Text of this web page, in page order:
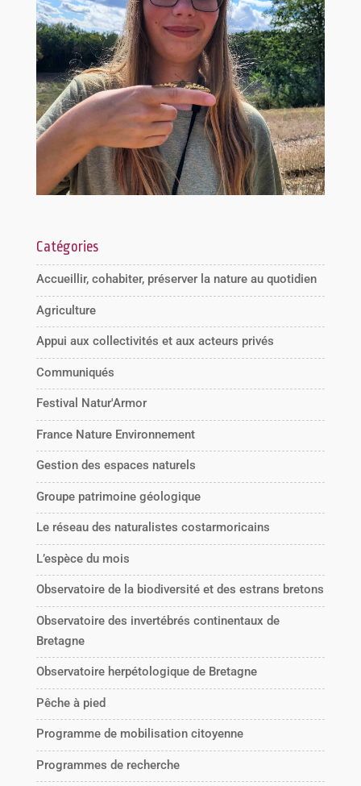
Catégories
Accueillir, cohabiter, préserver la nature au quotidien
Agriculture
Appui aux collectivités et aux acteurs privés
Communiqués
Festival Natur'Armor
France Nature Environnement
Gestion des espaces naturels
Groupe patrimoine géologique
Le réseau des naturalistes costarmoricains
L’espèce du mois
Observatoire de la biodiversité et des estrans bretons
Observatoire des invertébrés continentaux de
Bretagne
Observatoire herpétologique de Bretagne
Pêche à pied
Programme de mobilisation citoyenne
Programmes de recherche